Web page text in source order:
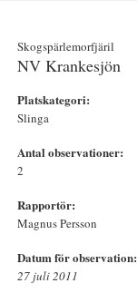
Skogspärlemorfjäril
NV Krankesjön
Platskategori:
Slinga
Antal observationer:
2
Rapportör:
Magnus Persson
Datum för observation:
27 juli 2011